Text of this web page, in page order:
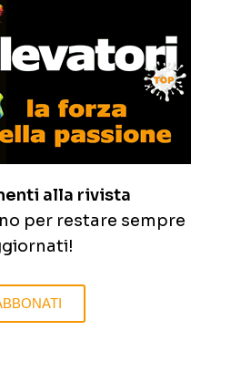
alla rivista
per restare sempre